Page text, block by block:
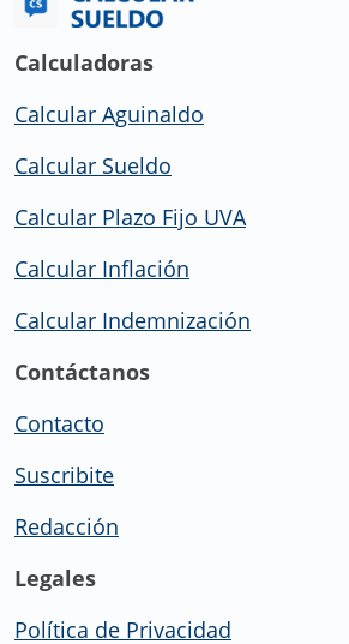
Calculadoras
Calcular Aguinaldo
Calcular Sueldo
Calcular Plazo Fijo UVA
Calcular Inflación
Calcular Indemnización
Contáctanos
Contacto
Suscribite
Redacción
Legales
Política de Privacidad